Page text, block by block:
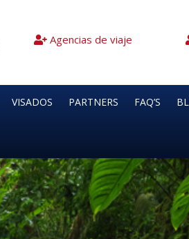
Agencias de viaje
VISADOS PARTNERS FAQ’S